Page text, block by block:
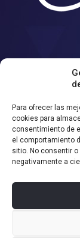
Para ofrecer las
cookies para
consentimiento de
el comportamiento
sitio. No consentir
negativamente a
Volver a